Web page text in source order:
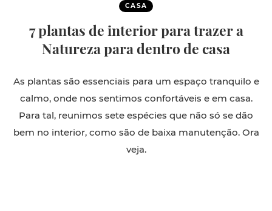
CASA
7 plantas de interior para trazer a
Natureza para dentro de casa
As plantas são essenciais para um espaço tranquilo e
calmo, onde nos sentimos confortáveis e em casa.
Para tal, reunimos sete espécies que não só se dão
bem no interior, como são de baixa manutenção. Ora
veja.